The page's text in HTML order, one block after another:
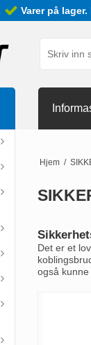
Varer på
Hjem /
Det er et
også